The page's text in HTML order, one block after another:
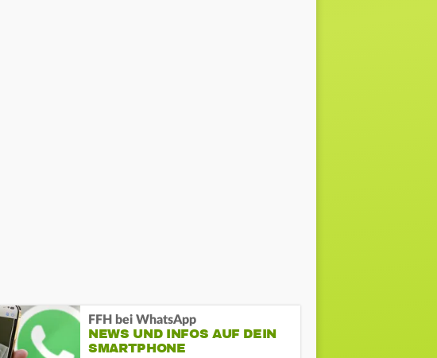
FFH bei WhatsApp
NEWS UND INFOS AUF DEIN
SMARTPHONE